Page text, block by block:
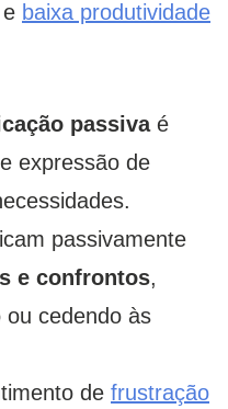
baixa produtividade
passiva é
expressão de
passivamente
e confrontos,
ou cedendo às
de frustração